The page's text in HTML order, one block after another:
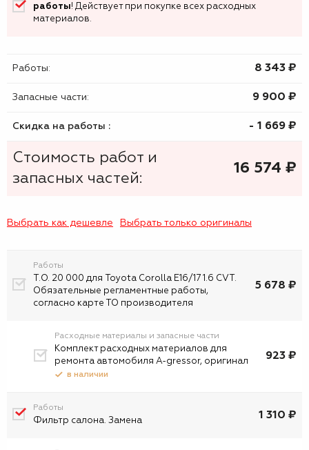
работы! Действует при покупке всех расходных
материалов.
Работы: 8 343 ₷
Запасные части: 9 900 ₷
Скидка на работы : - 1 669 ₷
Стоимость работ и
запасных частей:
16 574 ₷
Выбрать как дешевле Выбрать только оригиналы
Работы
Т.О. 20 000 для Toyota Corolla E16/17 1.6 CVT.
Обязательные регламентные работы,
согласно карте ТО производителя
5 678 ₽
Расходные материалы и запасные части
Комплект расходных материалов для
ремонта автомобиля A-gressor, оригинал
в наличии
923 ₽
Работы
Фильтр салона. Замена 1 310 ₽